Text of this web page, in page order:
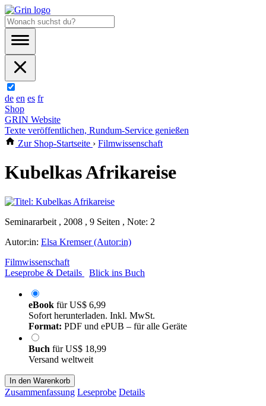
de en es fr
Shop
GRIN Website
Texte veröffentlichen, Rundum-Service genießen
Zur Shop-Startseite › Filmwissenschaft
Kubelkas Afrikareise
Seminararbeit , 2008 , 9 Seiten , Note: 2
Autor:in: Elsa Kremser (Autor:in)
Filmwissenschaft
Leseprobe & Details
Blick ins Buch
eBook fürUS$ 6,99
Sofort herunterladen. Inkl. MwSt.
Format: PDF und ePUB – für alle Geräte
Buch fürUS$ 18,99
Versand weltweit
In den Warenkorb
Zusammenfassung Leseprobe Details